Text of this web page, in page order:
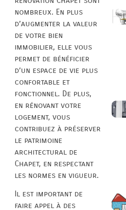
nombreux. En plus
d’augmenter la valeur
de votre bien
immobilier, elle vous
permet de bénéficier
d’un espace de vie plus
confortable et
fonctionnel. De plus,
en rénovant votre
logement, vous
contribuez à préserver
le patrimoine
architectural de
Chapet, en respectant
les normes en vigueur.
Il est important de
faire appel à des